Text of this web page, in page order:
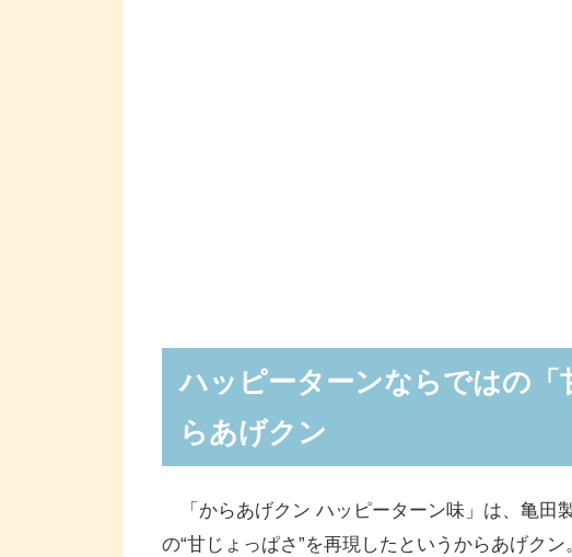
ハッピーターンならではの
らあげクン
「からあげクン ハッピーターン味」は、亀田
の“甘じょっぱさ”を再現したというからあげクン